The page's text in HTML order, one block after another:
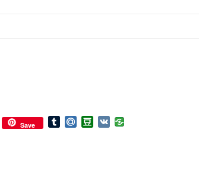
Yahoo
Mail
Save TumblrMail.RuDouban
VK